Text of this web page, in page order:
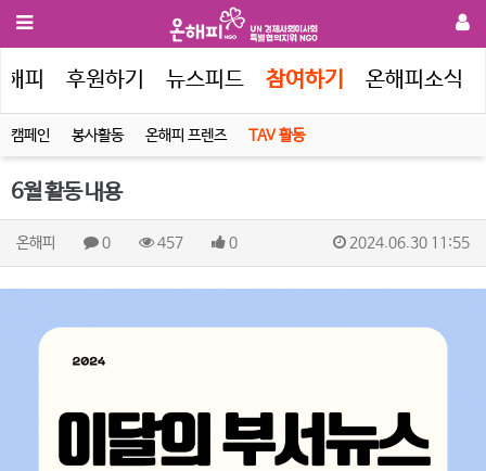
피 후원하기 뉴스피드 참여하기 온해피소식
캠페인 봉사활동 온해피 프렌즈 TAV 활동
6월 활동 내용
온해피 0 457 0 2024.06.30 11:55